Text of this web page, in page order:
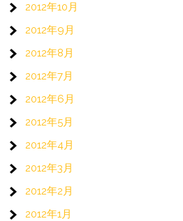
2012年10月
2012年9月
2012年8月
2012年7月
2012年6月
2012年5月
2012年4月
2012年3月
2012年2月
2012年1月